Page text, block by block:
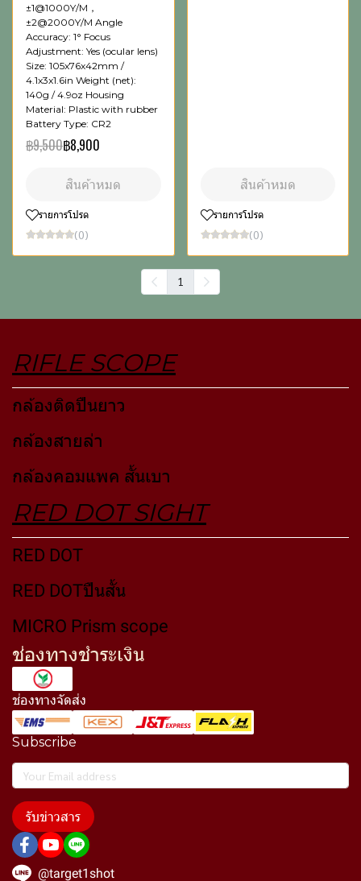
±1@1000Y/M，
±2@2000Y/M Angle
Accuracy: 1° Focus
Adjustment: Yes (ocular lens)
Size: 105x76x42mm /
4.1x3x1.6in Weight (net):
140g / 4.9oz Housing
Material: Plastic with rubber
Battery Type: CR2
฿9,500฿8,900
สินค้าหมด
รายการโปรด
(0)
สินค้าหมด
รายการโปรด
(0)
1
RIFLE SCOPE
กล้องติดปืนยาว
กล้องสายล่า
กล้องคอมแพค สั้นเบา
RED DOT SIGHT
RED DOT
RED DOTปืนสั้น
MICRO Prism scope
ช่องทางชำระเงิน
ช่องทางจัดส่ง
Subscribe
รับข่าวสาร
@target1shot